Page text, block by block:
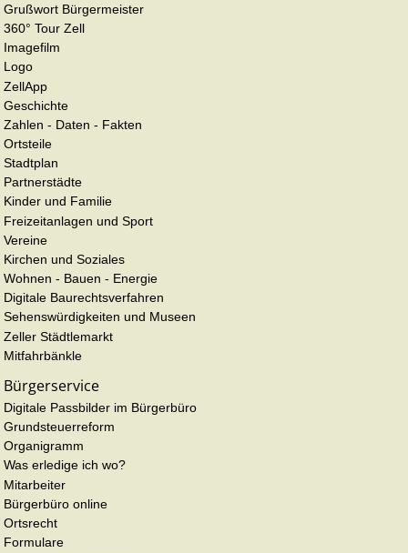
Grußwort Bürgermeister
360° Tour Zell
Imagefilm
Logo
ZellApp
Geschichte
Zahlen - Daten - Fakten
Ortsteile
Stadtplan
Partnerstädte
Kinder und Familie
Freizeitanlagen und Sport
Vereine
Kirchen und Soziales
Wohnen - Bauen - Energie
Digitale Baurechtsverfahren
Sehenswürdigkeiten und Museen
Zeller Städtlemarkt
Mitfahrbänkle
Bürgerservice
Digitale Passbilder im Bürgerbüro
Grundsteuerreform
Organigramm
Was erledige ich wo?
Mitarbeiter
Bürgerbüro online
Ortsrecht
Formulare